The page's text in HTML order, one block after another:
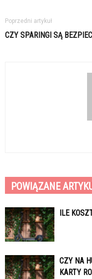
Poprzedni artykuł
CZY SPARINGI SĄ
POWIĄZANE
ILE
CZY NA
KARTY